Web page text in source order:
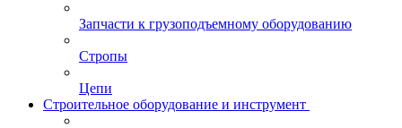
Запчасти к грузоподъемному оборудованию
Стропы
Цепи
Строительное оборудование и инструмент